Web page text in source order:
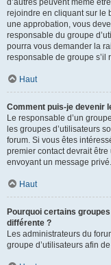
d’autres peuvent même
rejoindre en cliquant sur le
une approbation, vous
responsable du groupe
pourra vous demander la
responsable de groupe s’il
Haut
Comment puis-je devenir
Le responsable d’un
les groupes d’utilisateurs
forum. Si vous êtes
premier contact devrait
envoyant un message privé.
Haut
Pourquoi certains
différente ?
Les administrateurs du
groupe d’utilisateurs afin